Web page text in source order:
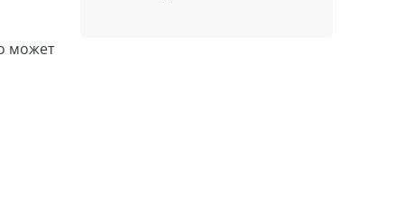
может